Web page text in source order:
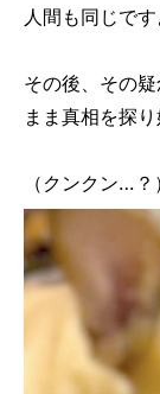
人間も同じです
その後、その
まま真相を探り
（クンクン…？）